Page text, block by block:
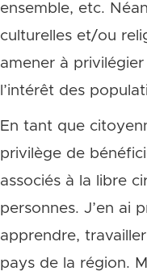
ensemble, etc.
culturelles et/ou
amener à
l’intérêt des
En tant que
privilège de
associés à la libre
personnes. J’en ai
apprendre,
pays de la région.